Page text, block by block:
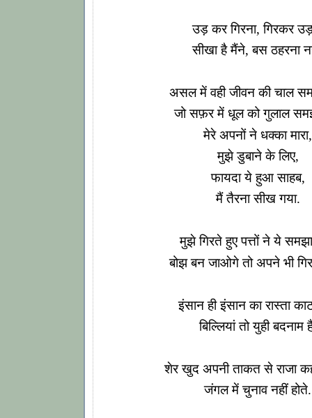
उड़ कर गिरना, गिरकर
सीखा है मैंने, बस ठहरना
असल में वही जीवन की चाल
जो सफ़र में धूल को गुलाल
मेरे अपनों ने धक्का मारा,
मुझे डुबाने के लिए,
फायदा ये हुआ साहब,
मैं तैरना सीख गया.
मुझे गिरते हुए पत्तों ने ये
बोझ बन जाओगे तो अपने भी
इंसान ही इंसान का रास्ता
बिल्लियां तो युही बदनाम
शेर खुद अपनी ताकत से राजा
जंगल में चुनाव नहीं होते.